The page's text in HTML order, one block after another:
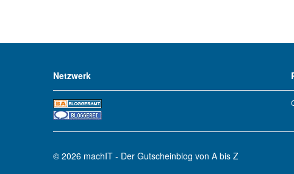
Netzwerk
© 2026 machIT - Der Gutscheinblog von A bis Z